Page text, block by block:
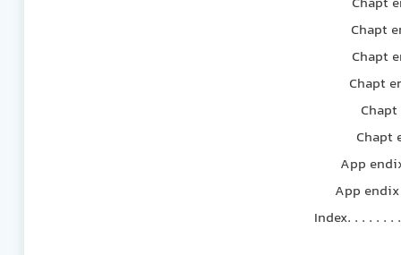
Chapt
Chapt
Chapt
Chapt
App
App
Index. . . . . . .